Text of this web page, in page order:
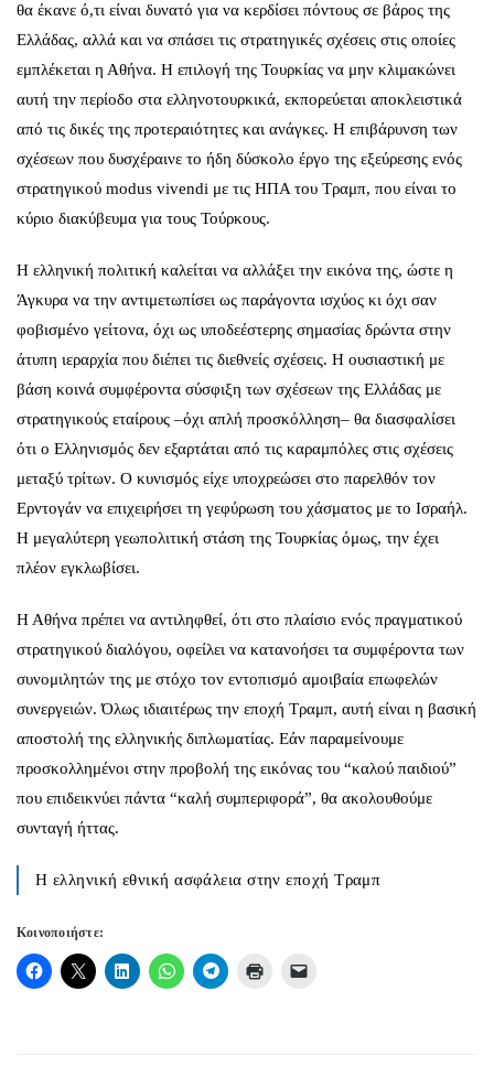
θα έκανε ό,τι είναι δυνατό για να κερδίσει πόντους σε βάρος της
Ελλάδας, αλλά και να σπάσει τις στρατηγικές σχέσεις στις οποίες
εμπλέκεται η Αθήνα. Η επιλογή της Τουρκίας να μην κλιμακώνει
αυτή την περίοδο στα ελληνοτουρκικά, εκπορεύεται αποκλειστικά
από τις δικές της προτεραιότητες και ανάγκες. Η επιβάρυνση των
σχέσεων που δυσχέραινε το ήδη δύσκολο έργο της εξεύρεσης ενός
στρατηγικού modus vivendi με τις ΗΠΑ του Τραμπ, που είναι το
κύριο διακύβευμα για τους Τούρκους.
Η ελληνική πολιτική καλείται να αλλάξει την εικόνα της, ώστε η
Άγκυρα να την αντιμετωπίσει ως παράγοντα ισχύος κι όχι σαν
φοβισμένο γείτονα, όχι ως υποδεέστερης σημασίας δρώντα στην
άτυπη ιεραρχία που διέπει τις διεθνείς σχέσεις. Η ουσιαστική με
βάση κοινά συμφέροντα σύσφιξη των σχέσεων της Ελλάδας με
στρατηγικούς εταίρους –όχι απλή προσκόλληση– θα διασφαλίσει
ότι ο Ελληνισμός δεν εξαρτάται από τις καραμπόλες στις σχέσεις
μεταξύ τρίτων. Ο κυνισμός είχε υποχρεώσει στο παρελθόν τον
Ερντογάν να επιχειρήσει τη γεφύρωση του χάσματος με το Ισραήλ.
Η μεγαλύτερη γεωπολιτική στάση της Τουρκίας όμως, την έχει
πλέον εγκλωβίσει.
Η Αθήνα πρέπει να αντιληφθεί, ότι στο πλαίσιο ενός πραγματικού
στρατηγικού διαλόγου, οφείλει να κατανοήσει τα συμφέροντα των
συνομιλητών της με στόχο τον εντοπισμό αμοιβαία επωφελών
συνεργειών. Όλως ιδιαιτέρως την εποχή Τραμπ, αυτή είναι η βασική
αποστολή της ελληνικής διπλωματίας. Εάν παραμείνουμε
προσκολλημένοι στην προβολή της εικόνας του “καλού παιδιού”
που επιδεικνύει πάντα “καλή συμπεριφορά”, θα ακολουθούμε
συνταγή ήττας.
Η ελληνική εθνική ασφάλεια στην εποχή Τραμπ
Κοινοποιήστε: